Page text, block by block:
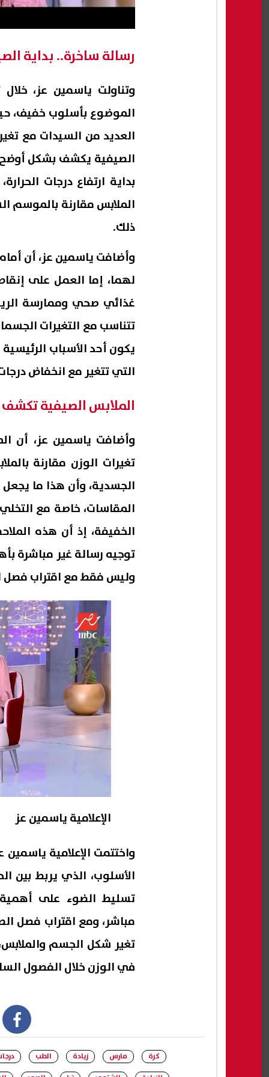
رسالة ساخرة.. بداية
الموضوع بأسلوب خفيف،
العديد من السيدات مع
الصيفية يكشف بشكل أوضح
بداية ارتفاع درجات
الملابس مقارنة بالموسم
ذلك.
وأضافت ياسمين عز، أن
لهما، إما العمل على
غذائي صحي وممارسة
تتناسب مع التغيرات
يكون أحد الأسباب
التي تتغير مع انخفاض
الملابس الصيفية
وأضافت ياسمين عز، أن
تغيرات الوزن مقارنة
الجسدية، وأن هذا ما
المقاسات، خاصة مع التخلي
الخفيفة، إذ أن هذه
توجيه رسالة غير مباشرة
وليس فقط مع اقتراب فصل
الإعلامية ياسمين عز
واختتمت الإعلامية
الأسلوب، الذي يربط بين
تسليط الضوء على
مباشر، ومع اقتراب فصل
تغير شكل الجسم
في الوزن خلال الفصول
كرة مارس زيادة الطب